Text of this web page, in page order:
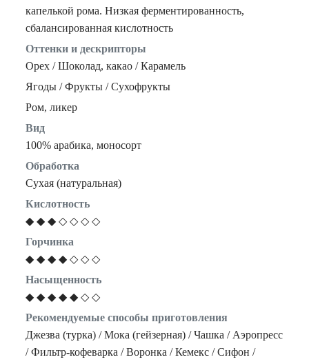
капелькой рома. Низкая ферментированность,
сбалансированная кислотность
Оттенки и дескрипторы
Орех / Шоколад, какао / Карамель
Ягоды / Фрукты / Сухофрукты
Ром, ликер
Вид
100% арабика, моносорт
Обработка
Сухая (натуральная)
Кислотность
◆ ◆ ◆ ◇ ◇ ◇ ◇
Горчинка
◆ ◆ ◆ ◆ ◇ ◇ ◇
Насыщенность
◆ ◆ ◆ ◆ ◆ ◇ ◇
Рекомендуемые способы приготовления
Джезва (турка) / Мока (гейзерная) / Чашка / Аэропресс
/ Фильтр-кофеварка / Воронка / Кемекс / Сифон /